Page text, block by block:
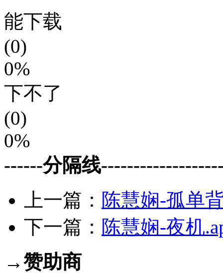
能下载
(0)
0%
下不了
(0)
0%
------分隔线
上一篇： 陈慧娴-孤单
下一篇： 陈慧娴-夜机
→赞助商